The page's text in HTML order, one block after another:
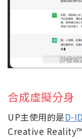
合成虛擬分身
UP主使用的是D-ID
Creative